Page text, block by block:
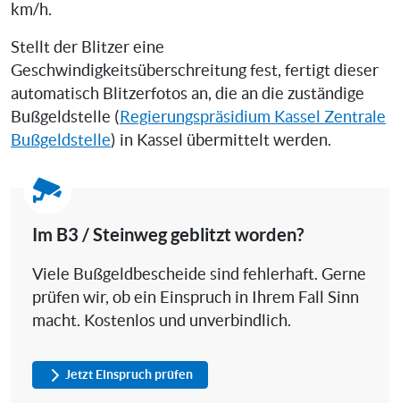
km/h.
Stellt der Blitzer eine
Geschwindigkeitsüberschreitung fest, fertigt dieser
automatisch Blitzerfotos an, die an die zuständige
Bußgeldstelle ( Regierungspräsidium Kassel Zentrale
Bußgeldstelle) in Kassel übermittelt werden.
Im B3 / Steinweg geblitzt worden?
Viele Bußgeldbescheide sind fehlerhaft. Gerne
prüfen wir, ob ein Einspruch in Ihrem Fall Sinn
macht. Kostenlos und unverbindlich.
Jetzt Einspruch prüfen